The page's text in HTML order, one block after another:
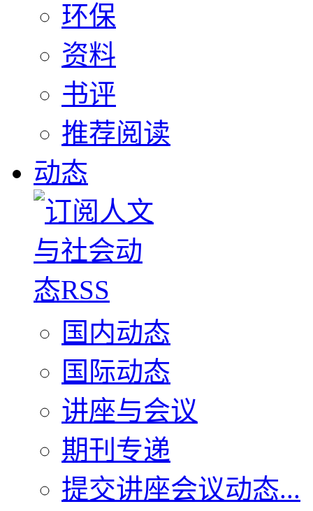
环保
资料
书评
推荐阅读
动态
国内动态
国际动态
讲座与会议
期刊专递
提交讲座会议动态...